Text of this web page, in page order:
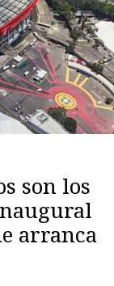
son los
arranca